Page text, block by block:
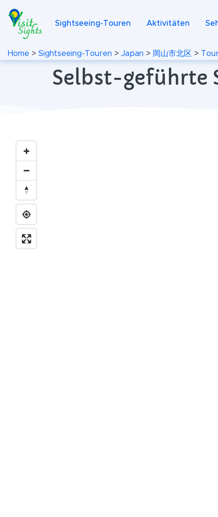
Sightseeing-Touren Aktivitäten
Home > Sightseeing-Touren > Japan > 岡山市北区 >
Selbst-geführte